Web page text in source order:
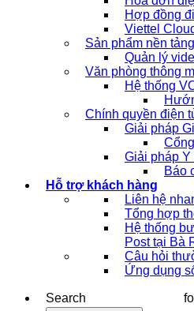
Hợp đồng
Viettel
Sản phẩm nền tảng
Quản lý
Văn phòng thông
Hệ thống
Chính quyền điện
Giải pháp
Giải pháp Y
Báo
Hỗ trợ khách hàng
Liên hệ
Tổng hợp
Hệ thống
Post tại Bà
Câu hỏi
Ứng dụng
Search